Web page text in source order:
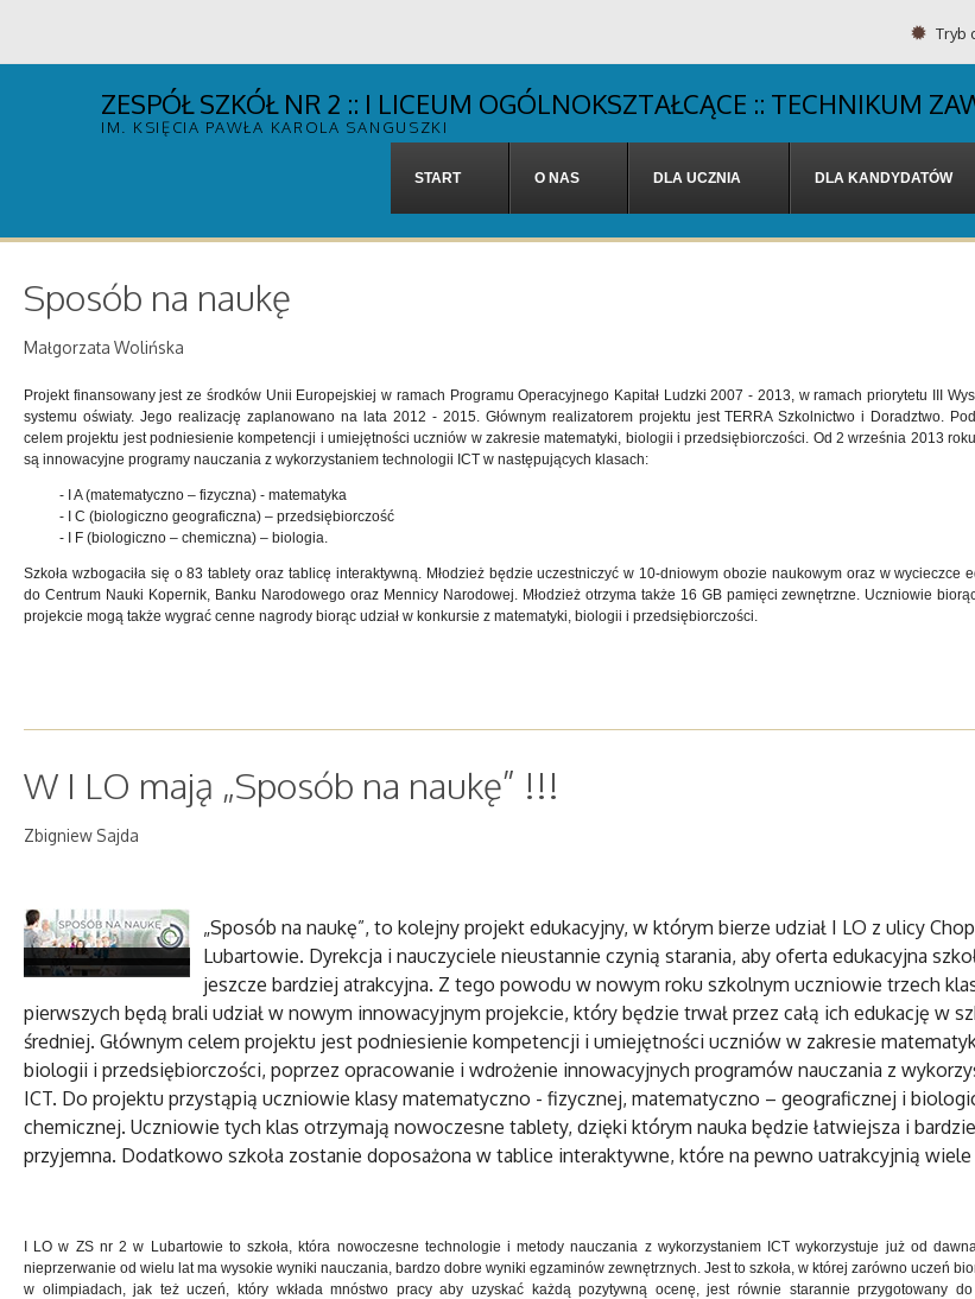
Tryb
ZESPÓŁ SZKÓŁ NR 2 :: I LICEUM OGÓLNOKSZTAŁCĄCE :: TECHNIKUM
IM. KSIĘCIA PAWŁA KAROLA SANGUSZKI
START O NAS DLA UCZNIA DLA KANDYDATÓW
Sposób na naukę
Małgorzata Wolińska
Projekt finansowany jest ze środków Unii Europejskiej w ramach Programu Operacyjnego Kapitał Ludzki 2007 - 2013, w ramach priorytetu III
systemu oświaty. Jego realizację zaplanowano na lata 2012 - 2015. Głównym realizatorem projektu jest TERRA Szkolnictwo i Doradztwo.
celem projektu jest podniesienie kompetencji i umiejętności uczniów w zakresie matematyki, biologii i przedsiębiorczości. Od 2 września 2013
są innowacyjne programy nauczania z wykorzystaniem technologii ICT w następujących klasach:
- I A (matematyczno – fizyczna) - matematyka
- I C (biologiczno geograficzna) – przedsiębiorczość
- I F (biologiczno – chemiczna) – biologia.
Szkoła wzbogaciła się o 83 tablety oraz tablicę interaktywną. Młodzież będzie uczestniczyć w 10-dniowym obozie naukowym oraz w wycieczce
do Centrum Nauki Kopernik, Banku Narodowego oraz Mennicy Narodowej. Młodzież otrzyma także 16 GB pamięci zewnętrzne. Uczniowie
projekcie mogą także wygrać cenne nagrody biorąc udział w konkursie z matematyki, biologii i przedsiębiorczości.
W I LO mają „Sposób na naukę” !!!
Zbigniew Sajda
„Sposób na naukę”, to kolejny projekt edukacyjny, w którym bierze udział I LO z ulicy
Lubartowie. Dyrekcja i nauczyciele nieustannie czynią starania, aby oferta edukacyjna
jeszcze bardziej atrakcyjna. Z tego powodu w nowym roku szkolnym uczniowie trzech
pierwszych będą brali udział w nowym innowacyjnym projekcie, który będzie trwał przez całą ich edukację w
średniej. Głównym celem projektu jest podniesienie kompetencji i umiejętności uczniów w zakresie
biologii i przedsiębiorczości, poprzez opracowanie i wdrożenie innowacyjnych programów nauczania z
ICT. Do projektu przystąpią uczniowie klasy matematyczno - fizycznej, matematyczno – geograficznej i
chemicznej. Uczniowie tych klas otrzymają nowoczesne tablety, dzięki którym nauka będzie łatwiejsza i
przyjemna. Dodatkowo szkoła zostanie doposażona w tablice interaktywne, które na pewno uatrakcyjnią wiele
I LO w ZS nr 2 w Lubartowie to szkoła, która nowoczesne technologie i metody nauczania z wykorzystaniem ICT wykorzystuje już od
nieprzerwanie od wielu lat ma wysokie wyniki nauczania, bardzo dobre wyniki egzaminów zewnętrznych. Jest to szkoła, w której zarówno uczeń
w olimpiadach, jak też uczeń, który wkłada mnóstwo pracy aby uzyskać każdą pozytywną ocenę, jest równie starannie przygotowany do